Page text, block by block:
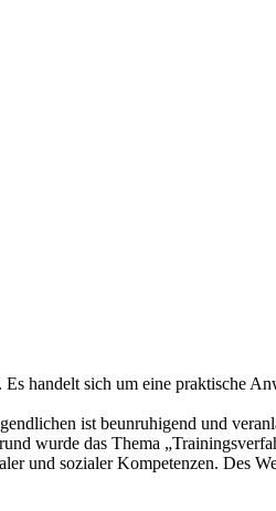
handelt sich um eine praktische
ist beunruhigend und
wurde das Thema
und sozialer Kompetenzen. Des